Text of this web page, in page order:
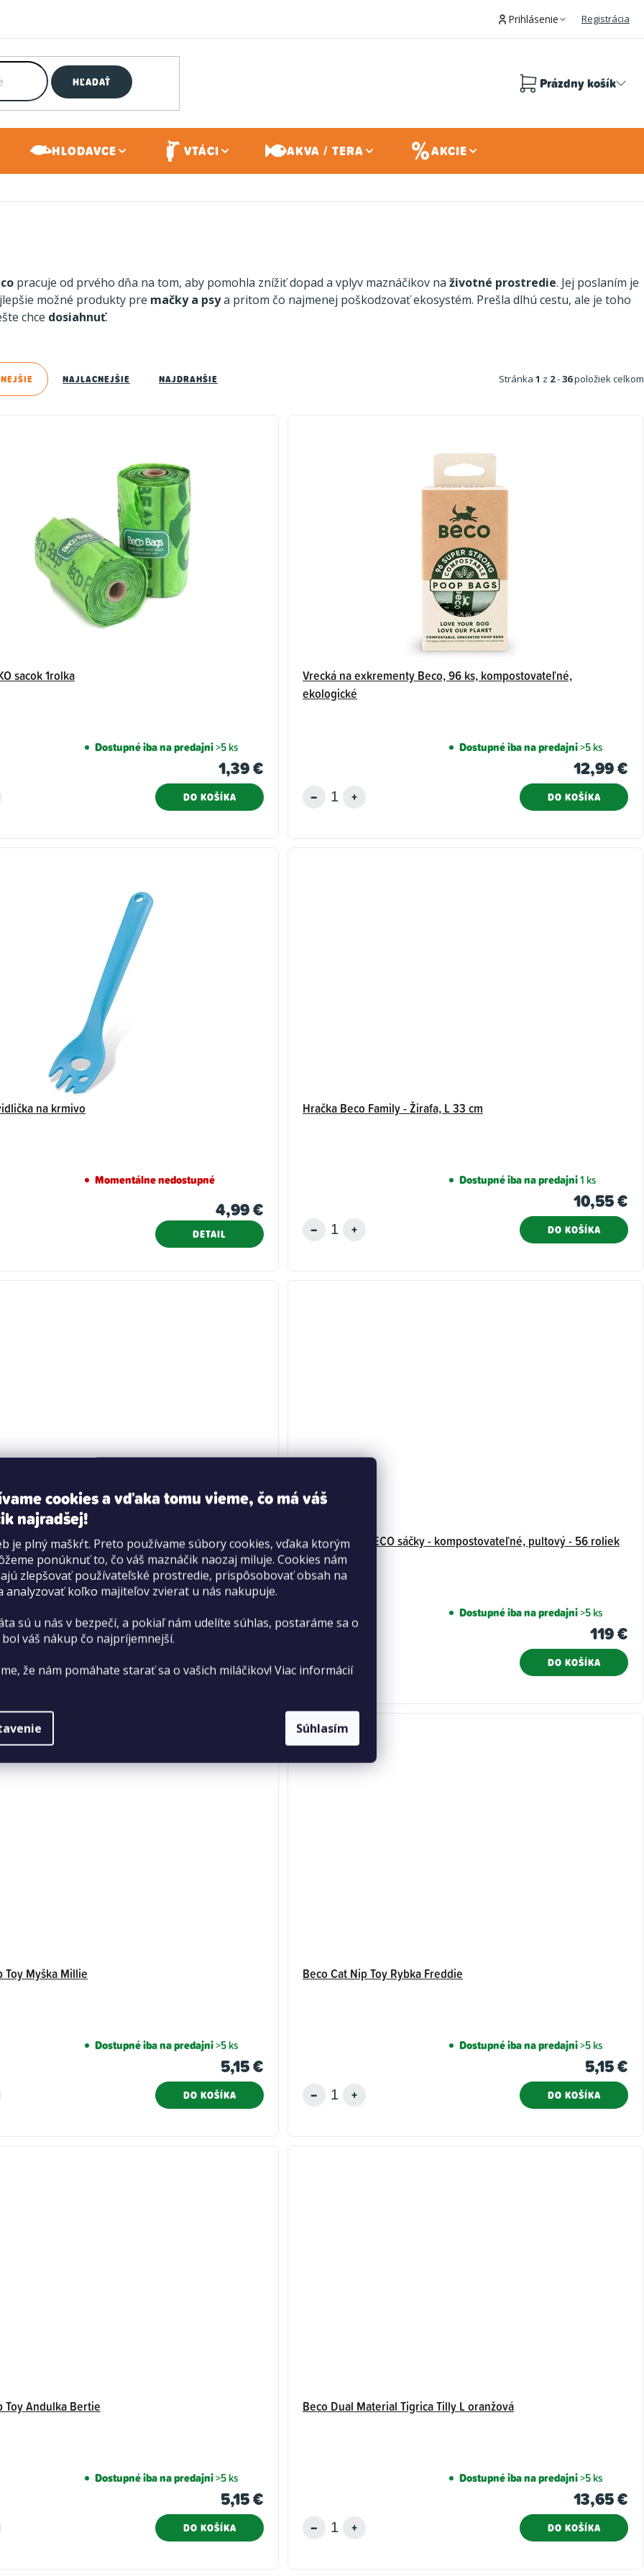
cookies a vďaka tomu vieme, čo má váš
najradšej!
je plný maškŕt. Preto používame súbory cookies, vďaka ktorým
ponúknuť to, čo váš maznáčik naozaj miluje. Cookies nám
zlepšovať používateľské prostredie, prispôsobovať obsah na
analyzovať koľko majiteľov zvierat u nás nakupuje.
sú u nás v bezpečí, a pokiaľ nám udelíte súhlas, postaráme sa o
váš nákup čo najpríjemnejší.
že nám pomáhate starať sa o vašich miláčikov! Viac informácií
Súhlasím
Prihlásenie Registrácia
HĽADAŤ Prázdny košík
HLODAVCE VTÁCI AKVA / TERA AKCIE
pracuje od prvého dňa na tom, aby pomohla znížiť dopad a vplyv maznáčikov na životné prostredie. Jej poslaním je
možné produkty pre mačky a psya pritom čo najmenej poškodzovať ekosystém. Prešla dlhú cestu, ale je toho
chce dosiahnuť.
Stránka 1 z 2-36položiek celkom
NAJLACNEJŠIE NAJDRAHŠIE
sacok 1rolka
Dostupné iba na predajni>5 ks
1,39 €
DO KOŠÍKA
Vrecká na exkrementy Beco, 96 ks, kompostovateľné,
ekologické
Dostupné iba na predajni>5 ks
12,99 €
DO KOŠÍKA
na krmivo
Momentálne nedostupné
4,99 €
DETAIL
Hračka Beco Family - Žirafa, L 33 cm
Dostupné iba na predajni1 ks
10,55 €
DO KOŠÍKA
- Opice, L 40 cm
10,55 €
DO KOŠÍKA
Zásobník na BECO sáčky - kompostovateľné, pultový - 56 roliek
po 12 ks
Dostupné iba na predajni>5 ks
119 €
DO KOŠÍKA
Toy Myška Millie
Dostupné iba na predajni>5 ks
5,15 €
DO KOŠÍKA
Beco Cat Nip Toy Rybka Freddie
Dostupné iba na predajni>5 ks
5,15 €
DO KOŠÍKA
Toy Andulka Bertie
Dostupné iba na predajni>5 ks
5,15 €
DO KOŠÍKA
Beco Dual Material Tigrica Tilly L oranžová
Dostupné iba na predajni>5 ks
13,65 €
DO KOŠÍKA